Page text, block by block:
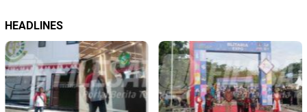
HEADLINES